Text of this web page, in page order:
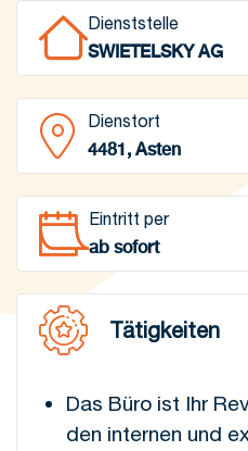
Dienststelle
SWIETELSKY AG
Dienstort
4481, Asten
Eintritt per
ab sofort
Tätigkeiten
Das Büro ist Ihr
den internen und